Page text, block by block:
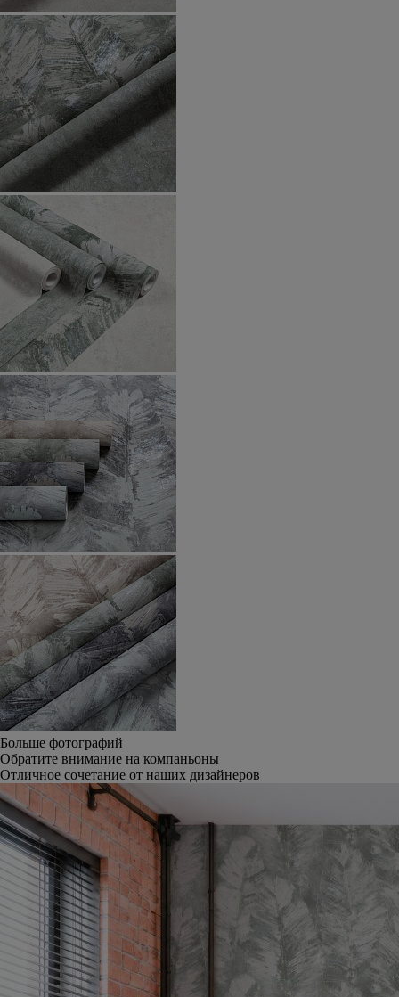
Больше фотографий
Обратите внимание на компаньоны
Отличное сочетание от наших дизайнеров